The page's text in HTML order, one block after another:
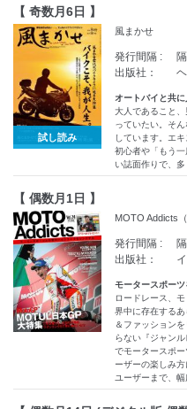
【 奇数月6日 】
試し読み
風まかせ
発行間隔 :
出版社：
オートバイと共
大人であること
っていたい。そ
しています。エ
初心者や「もう
い誌面作りで、多
【 偶数月1日 】
MOTO Addicts
発行間隔 :
出版社：
モータースポー
ロードレース、
界中に存在する
＆ファッション
らない『ジャン
でモータースポ
ーザーの楽しみ
ユーザーまで、幅